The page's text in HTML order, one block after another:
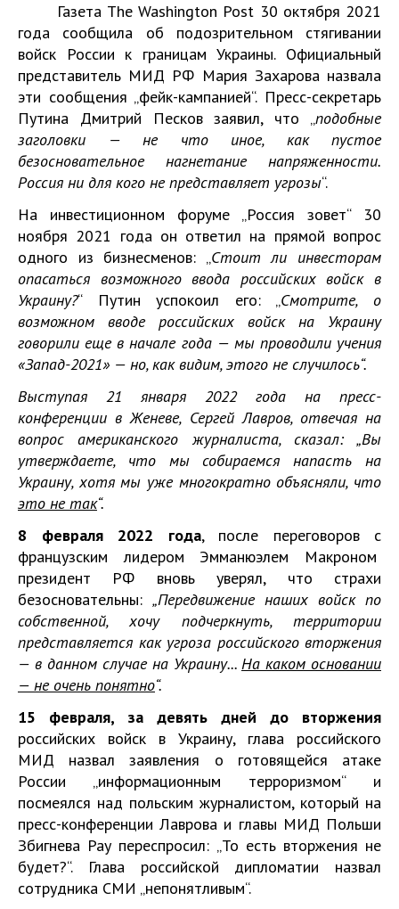
Газета The Washington Post 30 октября 2021
года сообщила об подозрительном стягивании
войск России к границам Украины. Официальный
представитель МИД РФ Мария Захарова назвала
эти сообщения „фейк-кампанией“. Пресс-секретарь
Путина Дмитрий Песков заявил, что „подобные
заголовки — не что иное, как пустое
безосновательное нагнетание напряженности.
Россия ни для кого не представляет угрозы“.
На инвестиционном форуме „Россия зовет“ 30
ноября 2021 года он ответил на прямой вопрос
одного из бизнесменов: „Стоит ли инвесторам
опасаться возможного ввода российских войск в
Украину?“ Путин успокоил его: „Смотрите, о
возможном вводе российских войск на Украину
говорили еще в начале года — мы проводили учения
«Запад-2021» — но, как видим, этого не случилось“.
Выступая 21 января 2022 года на пресс-
конференции в Женеве, Сергей Лавров, отвечая на
вопрос американского журналиста, сказал: „Вы
утверждаете, что мы собираемся напасть на
Украину, хотя мы уже многократно объясняли, что
это не так“.
8 февраля 2022 года, после переговоров с
французским лидером Эмманюэлем Макроном
президент РФ вновь уверял, что страхи
безосновательны: „Передвижение наших войск по
собственной, хочу подчеркнуть, территории
представляется как угроза российского вторжения
— в данном случае на Украину... На каком основании
— не очень понятно“.
15 февраля,
за девять дней до вторжения
российских войск в Украину, глава российского
МИД назвал заявления о готовящейся атаке
России „информационным терроризмом“ и
посмеялся над польским журналистом, который на
пресс-конференции Лаврова и главы МИД Польши
Збигнева Рау переспросил: „То есть вторжения не
будет?“. Глава российской дипломатии назвал
сотрудника СМИ „непонятливым“.